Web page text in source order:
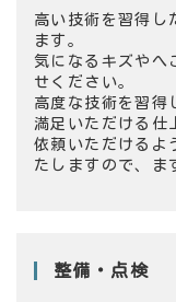
高い技術を習得し
ます。
気になるキズやへ
せください。
高度な技術を習得
満足いただける仕
依頼いただけるよ
たしますので、ま
整備・点検